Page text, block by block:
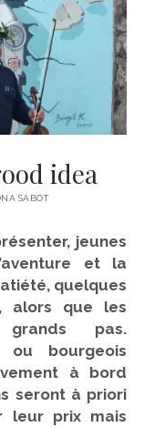
idea
SABOT
jeunes
et la
quelques
alors que les
pas.
ou bourgeois
à bord
seront à priori
leur prix mais